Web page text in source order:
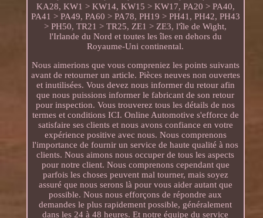
KA28, KW1 > KW14, KW15 > KW17, PA20 > PA40,
PA41 > PA49, PA60 > PA78, PH19 > PH41, PH42, PH43
> PH50, TR21 > TR25, ZE1 > ZE3, l'île de Wight,
l'Irlande du Nord et toutes les îles en dehors du
Royaume-Uni continental.
Nous aimerions que vous compreniez les points suivants
avant de retourner un article. Pièces neuves non ouvertes
et inutilisées. Vous devez nous informer du retour afin
que nous puissions informer le fabricant de son retour
pour inspection. Vous trouverez tous les détails de nos
termes et conditions ICI. Online Automotive s'efforce de
satisfaire ses clients et nous avons confiance en votre
expérience positive avec nous. Nous comprenons
l'importance de fournir un service de haute qualité à nos
clients. Nous aimons nous occuper de tous les aspects
pour notre client. Nous comprenons cependant que
parfois les choses peuvent mal tourner, mais soyez
assuré que nous serons là pour vous aider autant que
possible. Nous nous efforçons de répondre aux
demandes le plus rapidement possible, généralement
dans les 24 à 48 heures. Et notre équipe du service